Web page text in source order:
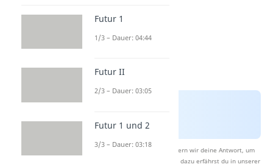
Nach Beantwortung speichern wir deine Antwort, um
Studyflix zu verbessern. Mehr dazu erfährst du in unserer
Futur 1
1/3 – Dauer: 04:44
Futur II
2/3 – Dauer: 03:05
Futur 1 und 2
3/3 – Dauer: 03:18